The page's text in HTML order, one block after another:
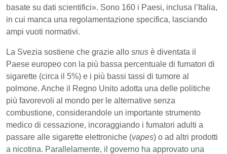
basate su dati scientifici». Sono 160 i Paesi, inclusa l’Italia,
in cui manca una regolamentazione specifica, lasciando
ampi vuoti normativi.
La Svezia sostiene che grazie allo snus è diventata il
Paese europeo con la più bassa percentuale di fumatori di
sigarette (circa il 5%) e i più bassi tassi di tumore al
polmone. Anche il Regno Unito adotta una delle politiche
più favorevoli al mondo per le alternative senza
combustione, considerandole un importante strumento
medico di cessazione, incoraggiando i fumatori adulti a
passare alle sigarette elettroniche (vapes) o ad altri prodotti
a nicotina. Parallelamente, il governo ha approvato una